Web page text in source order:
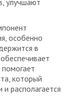
улучшают
особенно
в
который
располагается